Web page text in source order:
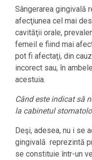
Sângerarea gingivală
afecţiunea cel mai
cavităţii orale,
femeil e fiind mai
pot fi afectaţi, din
incorect sau, în
acestuia.
Când este indicat să
la cabinetul
Deşi, adesea, nu i se
gingivală reprezintă
se constituie într-un